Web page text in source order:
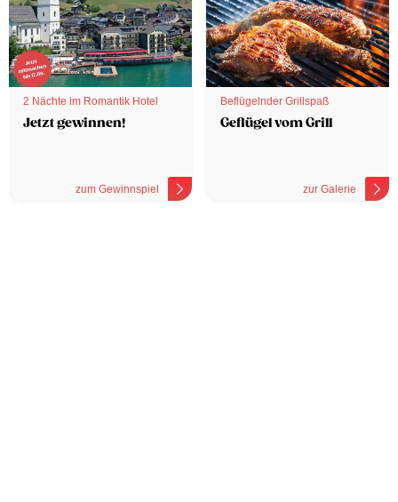
2 Nächte im Romantik Hotel
Jetzt gewinnen!
zum Gewinnspiel
Beflügelnder Grillspaß
Geflügel vom Grill
zur Galerie